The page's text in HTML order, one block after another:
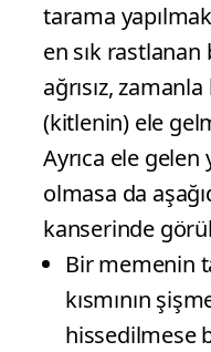
tarama
en sık
ağrısız,
(kitlenin) ele
Ayrıca ele
olmasa da
kanserinde
Bir memenin
kısmının
hissedilmese